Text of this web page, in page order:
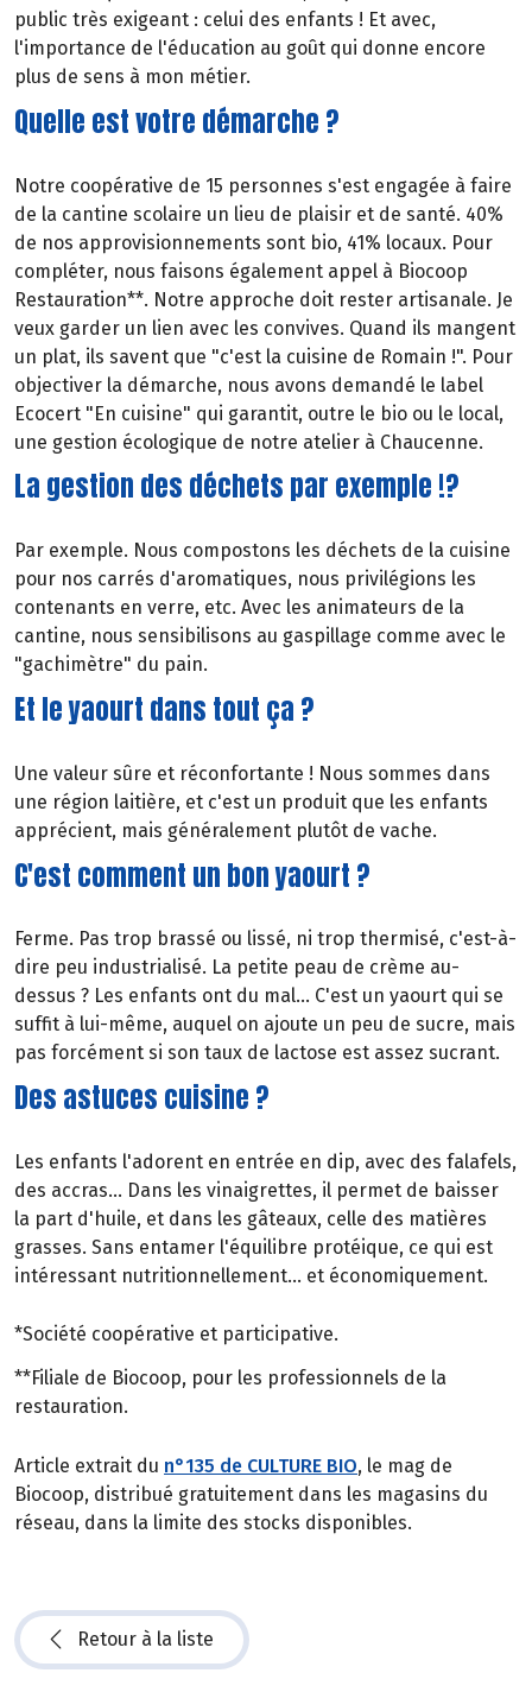
public très exigeant : celui des enfants ! Et avec,
l'importance de l'éducation au goût qui donne encore
plus de sens à mon métier.
Quelle est votre démarche ?
Notre coopérative de 15 personnes s'est engagée à faire
de la cantine scolaire un lieu de plaisir et de santé. 40%
de nos approvisionnements sont bio, 41% locaux. Pour
compléter, nous faisons également appel à Biocoop
Restauration**. Notre approche doit rester artisanale. Je
veux garder un lien avec les convives. Quand ils mangent
un plat, ils savent que "c'est la cuisine de Romain !". Pour
objectiver la démarche, nous avons demandé le label
Ecocert "En cuisine" qui garantit, outre le bio ou le local,
une gestion écologique de notre atelier à Chaucenne.
La gestion des déchets par exemple !?
Par exemple. Nous compostons les déchets de la cuisine
pour nos carrés d'aromatiques, nous privilégions les
contenants en verre, etc. Avec les animateurs de la
cantine, nous sensibilisons au gaspillage comme avec le
"gachimètre" du pain.
Et le yaourt dans tout ça ?
Une valeur sûre et réconfortante ! Nous sommes dans
une région laitière, et c'est un produit que les enfants
apprécient, mais généralement plutôt de vache.
C'est comment un bon yaourt ?
Ferme. Pas trop brassé ou lissé, ni trop thermisé, c'est-à-
dire peu industrialisé. La petite peau de crème au-
dessus ? Les enfants ont du mal... C'est un yaourt qui se
suffit à lui-même, auquel on ajoute un peu de sucre, mais
pas forcément si son taux de lactose est assez sucrant.
Des astuces cuisine ?
Les enfants l'adorent en entrée en dip, avec des falafels,
des accras... Dans les vinaigrettes, il permet de baisser
la part d'huile, et dans les gâteaux, celle des matières
grasses. Sans entamer l'équilibre protéique, ce qui est
intéressant nutritionnellement... et économiquement.
*Société coopérative et participative.
**Filiale de Biocoop, pour les professionnels de la
restauration.
Article extrait du n°135 de CULTURE BIO, le mag de
Biocoop, distribué gratuitement dans les magasins du
réseau, dans la limite des stocks disponibles.
Retour à la liste